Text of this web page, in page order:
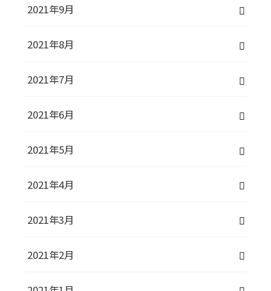
2021年9月
2021年8月
2021年7月
2021年6月
2021年5月
2021年4月
2021年3月
2021年2月